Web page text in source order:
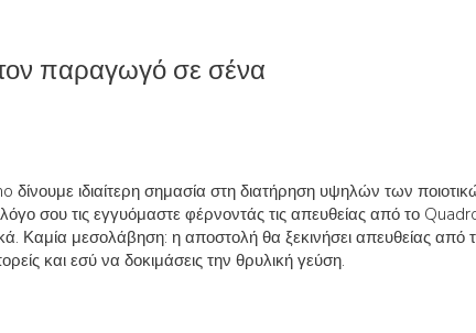
παραγωγό σε σένα
ιδιαίτερη σημασία στη διατήρηση υψηλών των
σου τις εγγυόμαστε φέρνοντάς τις απευθείας από το
Καμία μεσολάβηση: η αποστολή θα ξεκινήσει απευθείας από
και εσύ να δοκιμάσεις την θρυλική γεύση.